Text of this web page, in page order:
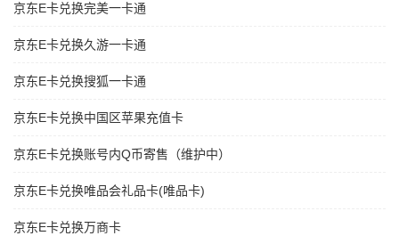
京东E卡兑换完美一卡通
京东E卡兑换久游一卡通
京东E卡兑换搜狐一卡通
京东E卡兑换中国区苹果充值卡
京东E卡兑换账号内Q币寄售（维护中）
京东E卡兑换唯品会礼品卡(唯品卡)
京东E卡兑换万商卡